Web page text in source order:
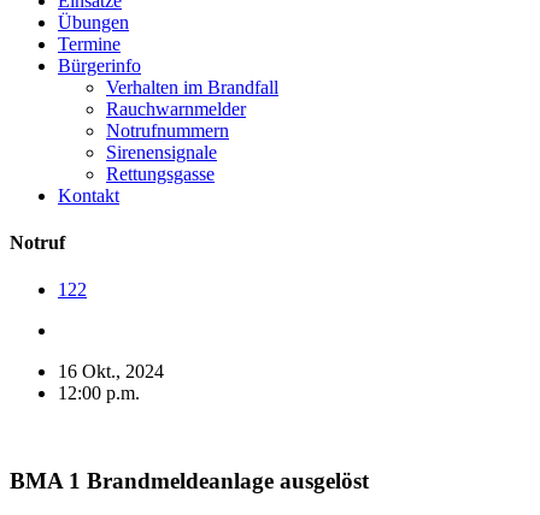
Übungen
Termine
Bürgerinfo
Verhalten im Brandfall
Rauchwarnmelder
Notrufnummern
Sirenensignale
Rettungsgasse
Kontakt
Notruf
122
16 Okt., 2024
12:00 p.m.
BMA 1 Brandmeldeanlage ausgelöst